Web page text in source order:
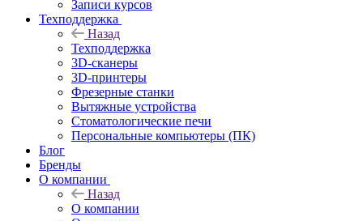
Записи курсов
Техподдержка
Назад
Техподдержка
3D-сканеры
3D-принтеры
Фрезерные станки
Вытяжные устройства
Стоматологические печи
Персональные компьютеры (ПК)
Блог
Бренды
О компании
Назад
О компании